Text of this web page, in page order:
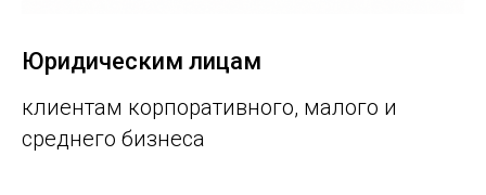
Юридическим лицам
клиентам корпоративного, малого и
среднего бизнеса